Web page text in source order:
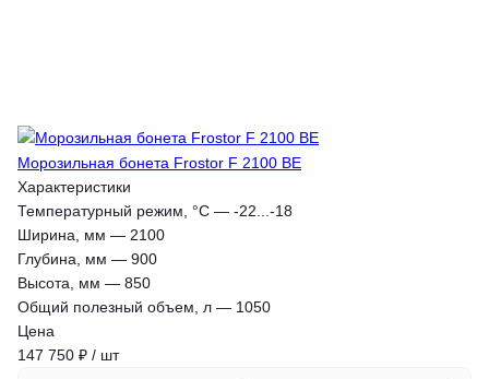
Морозильная бонета Frostor F 2100 BE
Характеристики
Температурный режим, °С — -22...-18
Ширина, мм — 2100
Глубина, мм — 900
Высота, мм — 850
Общий полезный объем, л — 1050
Цена
147 750 ₽ / шт